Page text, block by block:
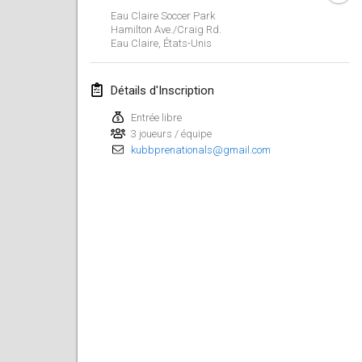
Eau Claire Soccer Park
Hamilton Ave./Craig Rd.
Eau Claire, États-Unis
Détails d'Inscription
Entrée libre
3 joueurs / équipe
kubbprenationals@gmail.com
Spring Has Sprung
7 mars 2026|États-Unis
West Coast Kubb Championships
15 mars 2026
21 mars 2026 États-Unis